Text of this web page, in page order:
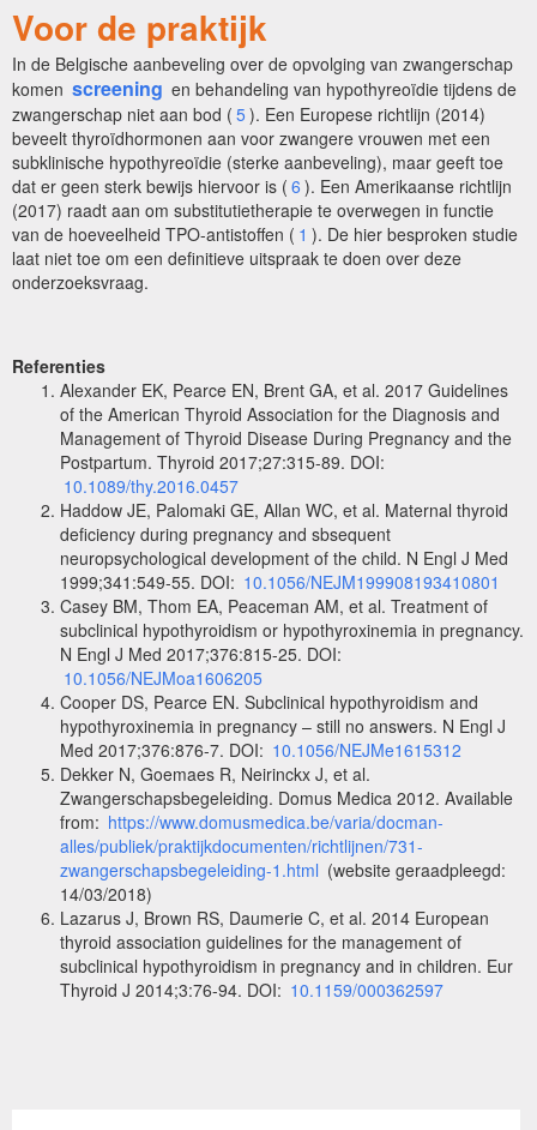
Voor de praktijk
In de Belgische aanbeveling over de opvolging van zwangerschap
komen screening en behandeling van hypothyreoïdie tijdens de
zwangerschap niet aan bod ( 5). Een Europese richtlijn (2014)
beveelt thyroïdhormonen aan voor zwangere vrouwen met een
subklinische hypothyreoïdie (sterke aanbeveling), maar geeft toe
dat er geen sterk bewijs hiervoor is ( 6 ). Een Amerikaanse richtlijn
(2017) raadt aan om substitutietherapie te overwegen in functie
van de hoeveelheid TPO-antistoffen ( 1 ). De hier besproken studie
laat niet toe om een definitieve uitspraak te doen over deze
onderzoeksvraag.
Referenties
Alexander EK, Pearce EN, Brent GA, et al. 2017 Guidelines
of the American Thyroid Association for the Diagnosis and
Management of Thyroid Disease During Pregnancy and the
Postpartum. Thyroid 2017;27:315-89. DOI:
10.1089/thy.2016.0457
Haddow JE, Palomaki GE, Allan WC, et al. Maternal thyroid
deficiency during pregnancy and sbsequent
neuropsychological development of the child. N Engl J Med
1999;341:549‑55. DOI: 10.1056/NEJM199908193410801
Casey BM, Thom EA, Peaceman AM, et al. Treatment of
subclinical hypothyroidism or hypothyroxinemia in pregnancy.
N Engl J Med 2017;376:815-25. DOI:
10.1056/NEJMoa1606205
Cooper DS, Pearce EN. Subclinical hypothyroidism and
hypothyroxinemia in pregnancy – still no answers. N Engl J
Med 2017;376:876-7. DOI: 10.1056/NEJMe1615312
Dekker N, Goemaes R, Neirinckx J, et al.
Zwangerschapsbegeleiding. Domus Medica 2012. Available
from: https://www.domusmedica.be/varia/docman-
alles/publiek/praktijkdocumenten/richtlijnen/731-
zwangerschapsbegeleiding-1.html (website geraadpleegd:
14/03/2018)
Lazarus J, Brown RS, Daumerie C, et al. 2014 European
thyroid association guidelines for the management of
subclinical hypothyroidism in pregnancy and in children. Eur
Thyroid J 2014;3:76-94. DOI: 10.1159/000362597